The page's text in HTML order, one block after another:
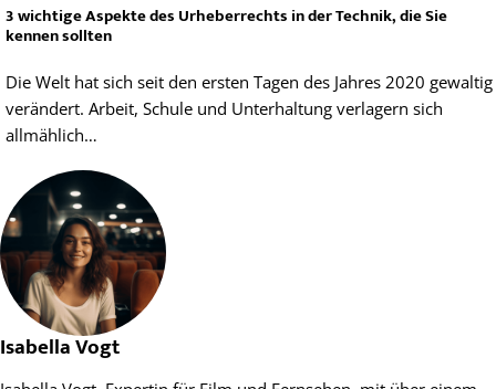
3 wichtige Aspekte des Urheberrechts in der Technik, die Sie
kennen sollten
Die Welt hat sich seit den ersten Tagen des Jahres 2020 gewaltig
verändert. Arbeit, Schule und Unterhaltung verlagern sich
allmählich…
Isabella Vogt